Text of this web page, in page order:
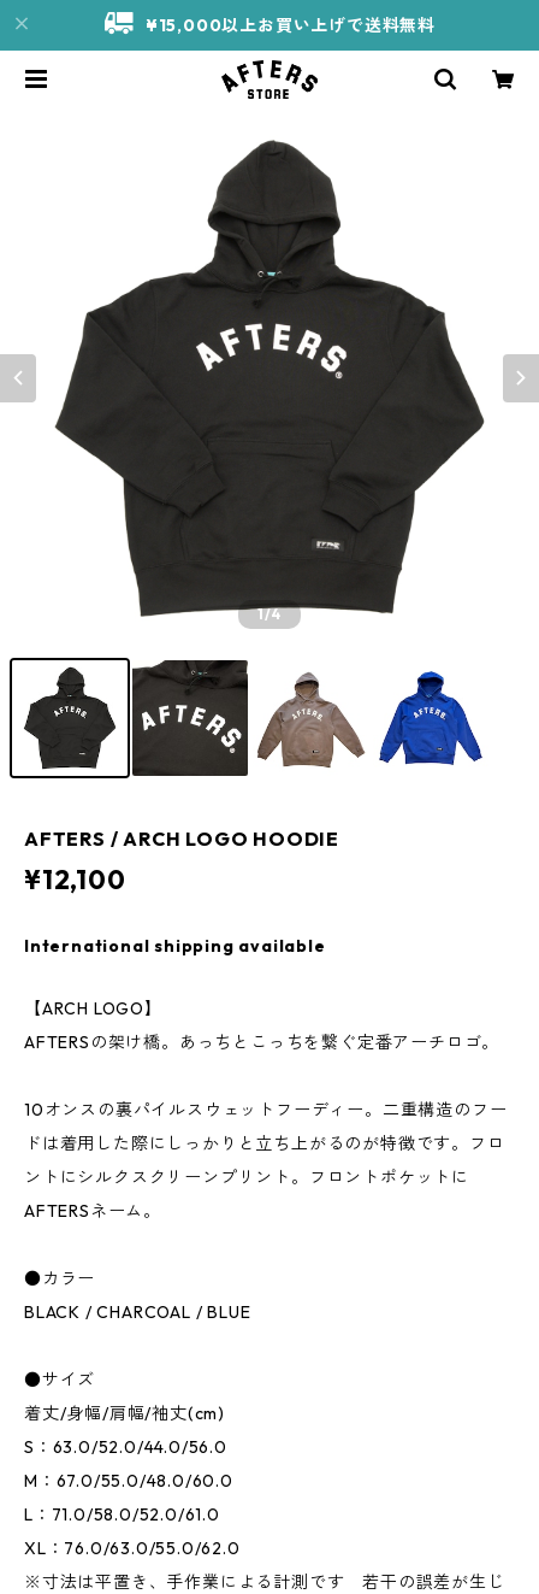
¥15,000以上お買い上げで送料無料
1/4
AFTERS / ARCH LOGO HOODIE
¥12,100
International shipping available
【ARCH LOGO】
AFTERSの架け橋。あっちとこっちを繋ぐ定番アーチロゴ。
10オンスの裏パイルスウェットフーディー。二重構造のフー
ドは着用した際にしっかりと立ち上がるのが特徴です。フロ
ントにシルクスクリーンプリント。フロントポケットに
AFTERSネーム。
●カラー
BLACK / CHARCOAL / BLUE
●サイズ
着丈/身幅/肩幅/袖丈(cm)
S：63.0/52.0/44.0/56.0
M：67.0/55.0/48.0/60.0
L：71.0/58.0/52.0/61.0
XL：76.0/63.0/55.0/62.0
※寸法は平置き、手作業による計測です 若干の誤差が生じ